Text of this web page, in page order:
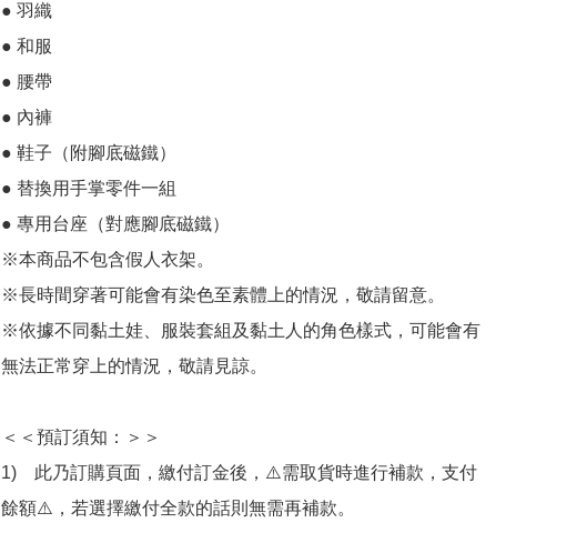
● 羽織
● 和服
● 腰帶
● 內褲
● 鞋子（附腳底磁鐵）
● 替換用手掌零件一組
● 專用台座（對應腳底磁鐵）
※本商品不包含假人衣架。
※長時間穿著可能會有染色至素體上的情況，敬請留意。
※依據不同黏土娃、服裝套組及黏土人的角色樣式，可能會有
無法正常穿上的情況，敬請見諒。
＜＜預訂須知：＞＞
1)　此乃訂購頁面，繳付訂金後，⚠️需取貨時進行補款，支付
餘額⚠️，若選擇繳付全款的話則無需再補款。